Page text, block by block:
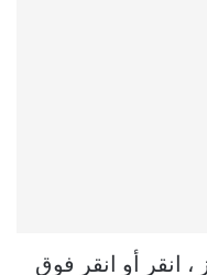
، انقر أو انقر فوق